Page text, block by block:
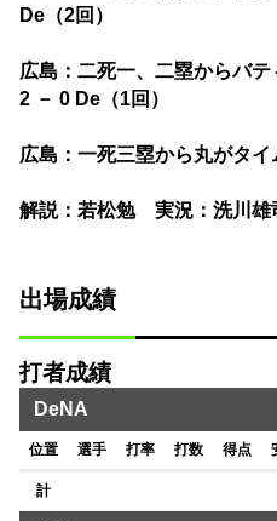
De（2回）
広島 ：二死一、二塁からバテ
2 － 0 De（1回）
広島 ：一死三塁から丸がタイ
解説： 若松勉実況： 洗川雄
出場成績
打者成績
DeNA
位置 選手 打率 打数 得点
計